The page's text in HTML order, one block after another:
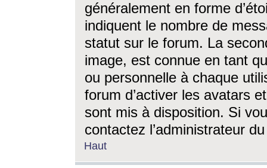
généralement en forme
indiquent le nombre de
statut sur le forum. La
image, est connue en tant
ou personnelle à chaque
forum d’activer les avatars
sont mis à disposition. Si
contactez l’administrateur
Haut